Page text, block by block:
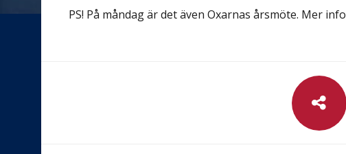
PS! På måndag är det även Oxarnas årsmöte. Mer info